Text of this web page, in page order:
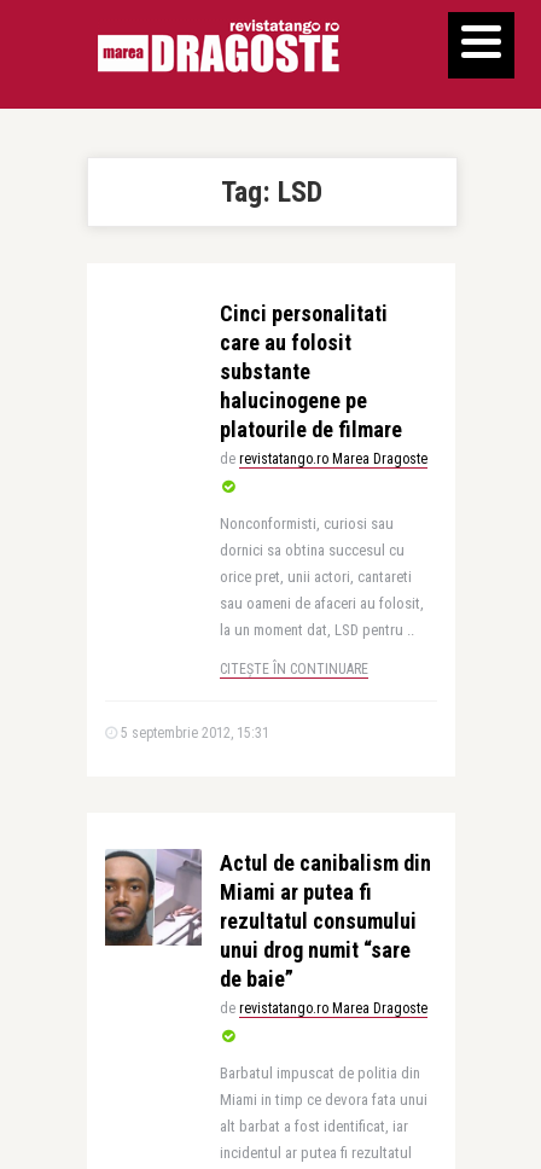
Tag: LSD
Cinci personalitati
care au folosit
substante
halucinogene pe
platourile de filmare
de revistatango.ro Marea Dragoste
Nonconformisti, curiosi sau
dornici sa obtina succesul cu
orice pret, unii actori, cantareti
sau oameni de afaceri au folosit,
la un moment dat, LSD pentru ..
CITEȘTE ÎN CONTINUARE
5 septembrie 2012, 15:31
Actul de canibalism din
Miami ar putea fi
rezultatul consumului
unui drog numit “sare
de baie”
de revistatango.ro Marea Dragoste
Barbatul impuscat de politia din
Miami in timp ce devora fata unui
alt barbat a fost identificat, iar
incidentul ar putea fi rezultatul